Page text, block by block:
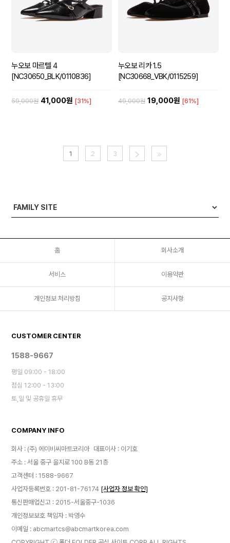
누오보 마르텔 4
[NC30650_BLK/0110836]
59,000원 41,000원 [31%]
누오보 리카 1.5
[NC30668_VBK/0115259]
49,000원 19,000원 [61%]
1 2 3
홈 회사소개
서비스 이용약관
개인정보 처리방침 공지사항
CUSTOMER CENTER
1588-9667
평일 09:00 - 18:00
점심 12:00 - 13:00
토,일 및 공휴일 휴무
COMPANY INFO
회사 : (주) 에이비씨마트코리아 대표이사 : 이기호
주소 : 서울 중구 을지로 100 B동 21층
고객센터 : 1588-9667
사업자등록번호 : 201-81-76174 [사업자 정보 확인]
통신판매업신고 : 2015-서울중구-1036
개인정보보호 책임자 : 박영수
이메일 : abcmartcs@abcmartkorea.com